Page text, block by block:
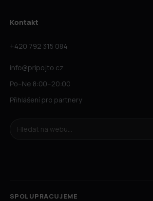
Kontakt
+420 792 315 084
info@pripojto.cz
Po–Ne 8:00–20:00
Přihlášení pro partnery
Hledat na webu
SPOLUPRACUJEME